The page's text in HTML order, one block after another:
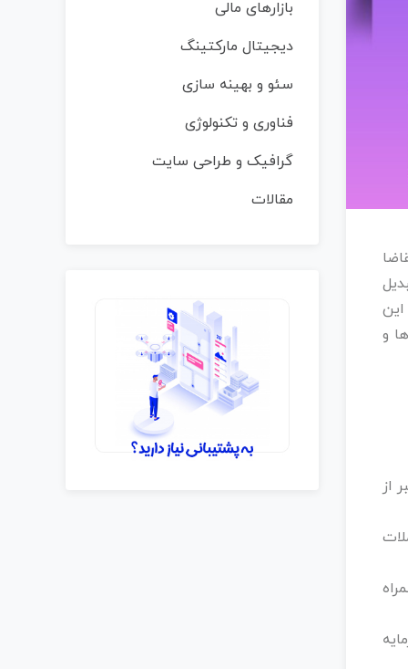
و
از
بازارهای مالی
دیجیتال مارکتینگ
سئو و بهینه سازی
فناوری و تکنولوژی
گرافیک و طراحی سایت
مقالات